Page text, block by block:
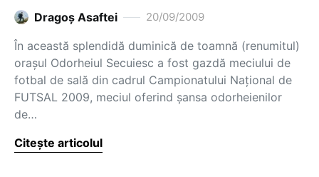
Dragoş Asaftei 20/09/2009
În această splendidă duminică de toamnă (renumitul)
oraşul Odorheiul Secuiesc a fost gazdă meciului de
fotbal de sală din cadrul Campionatului Naţional de
FUTSAL 2009, meciul oferind şansa odorheienilor
de…
Citește articolul